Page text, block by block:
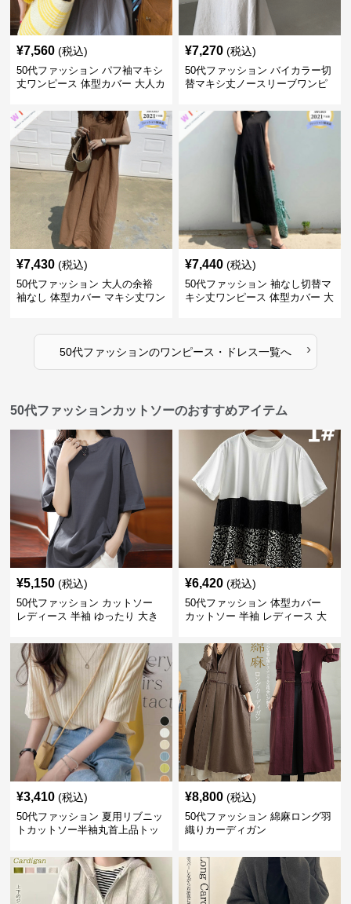
¥7,560 (税込)
50代ファッション パフ袖マキシ
丈ワンピース 体型カバー 大人カ
¥7,270 (税込)
50代ファッション バイカラー切
替マキシ丈ノースリーブワンピ
¥7,430 (税込)
50代ファッション 大人の余裕
袖なし 体型カバー マキシ丈ワン
¥7,440 (税込)
50代ファッション 袖なし切替マ
キシ丈ワンピース 体型カバー 大
50代ファッションのワンピース・ドレス一覧へ ›
50代ファッションカットソーのおすすめアイテム
¥5,150 (税込)
50代ファッション カットソー
レディース 半袖 ゆったり 大き
¥6,420 (税込)
50代ファッション 体型カバー
カットソー 半袖 レディース 大
¥3,410 (税込)
50代ファッション 夏用リブニッ
トカットソー半袖丸首上品トッ
¥8,800 (税込)
50代ファッション 綿麻ロング羽
織りカーディガン